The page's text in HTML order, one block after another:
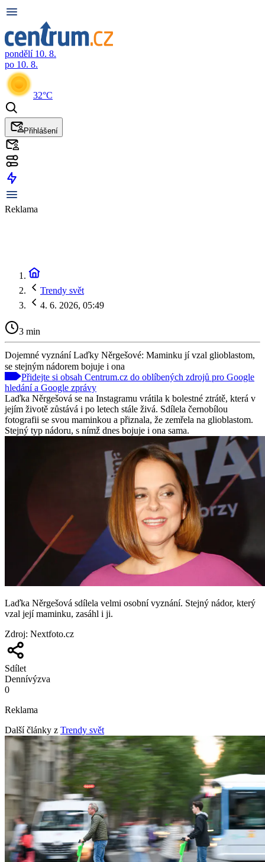
pondělí 10. 8.
po 10. 8.
32°C
Přihlášení
Reklama
Trendy svět
4. 6. 2026, 05:49
3 min
Dojemné vyznání Laďky Něrgešové: Maminku jí vzal glioblastom,
se stejným nádorem bojuje i ona
Přidejte si obsah Centrum.cz do oblíbených zdrojů pro Google
hledání a Google zprávy
Laďka Něrgešová se na Instagramu vrátila k bolestné ztrátě, která v
jejím životě zůstává i po letech stále živá. Sdílela černobílou
fotografii se svou maminkou a přiznala, že zemřela na glioblastom.
Stejný typ nádoru, s nímž dnes bojuje i ona sama.
Laďka Něrgešová sdílela velmi osobní vyznání. Stejný nádor, který
vzal její maminku, zasáhl i ji.
Zdroj: Nextfoto.cz
Sdílet
Dennívýzva
0
Reklama
Další články z Trendy svět